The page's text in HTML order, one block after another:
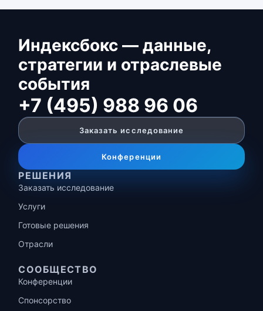
Индексбокс — данные,
стратегии и отраслевые
события
+7 (495) 988 96 06
Заказать исследование
Конференции
РЕШЕНИЯ
Заказать исследование
Услуги
Готовые решения
Отрасли
СООБЩЕСТВО
Конференции
Спонсорство